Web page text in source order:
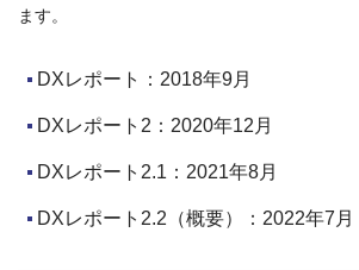
ます。
DXレポート：2018年9月
DXレポート2：2020年12月
DXレポート2.1：2021年8月
DXレポート2.2（概要）：2022年7月